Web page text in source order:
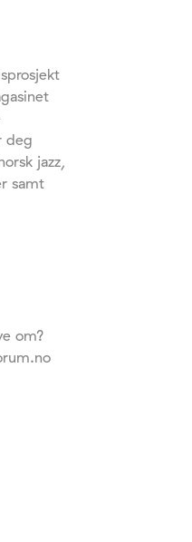
deg
jazz,
samt
om?